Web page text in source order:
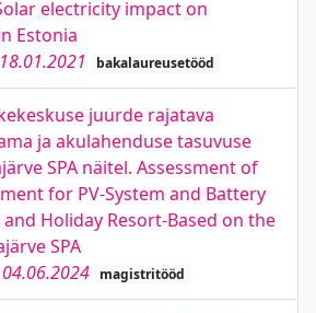
electricity impact on
Estonia
18.01.2021 bakalaureusetööd
juurde rajatava
ja akulahenduse tasuvuse
SPA näitel. Assessment of
for PV-System and Battery
Holiday Resort-Based on the
SPA
04.06.2024 magistritööd